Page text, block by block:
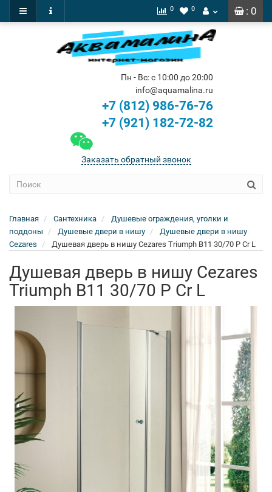
: 0
0 0
Пн - Вс: с 10:00 до 20:00
info@aquamalina.ru
+7 (812) 986-76-76
+7 (921) 182-72-82
Заказать обратный звонок
Главная Сантехника
Душевые ограждения, уголки и
поддоны
Душевые двери в нишу
Душевые двери в нишу
Cezares
Душевая дверь в нишу Cezares Triumph B11 30/70 P Cr L
Душевая дверь в нишу Cezares
Triumph B11 30/70 P Cr L